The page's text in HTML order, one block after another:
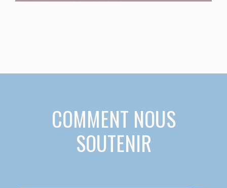
COMMENT NOUS
SOUTENIR